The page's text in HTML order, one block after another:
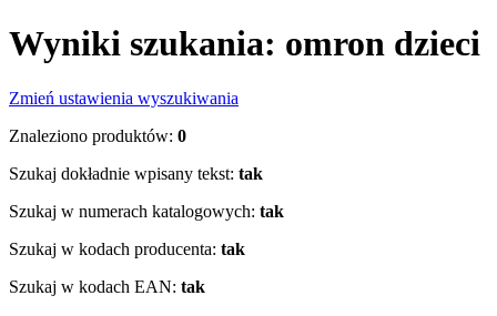
Wyniki szukania: omron dzieci
Zmień ustawienia wyszukiwania
Znaleziono produktów: 0
Szukaj dokładnie wpisany tekst: tak
Szukaj w numerach katalogowych: tak
Szukaj w kodach producenta: tak
Szukaj w kodach EAN: tak